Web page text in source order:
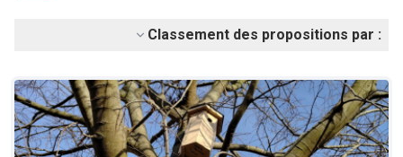
Classement des propositions par :